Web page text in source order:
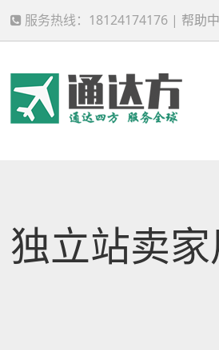
服务热线：18124174176 | 帮助
独立站卖